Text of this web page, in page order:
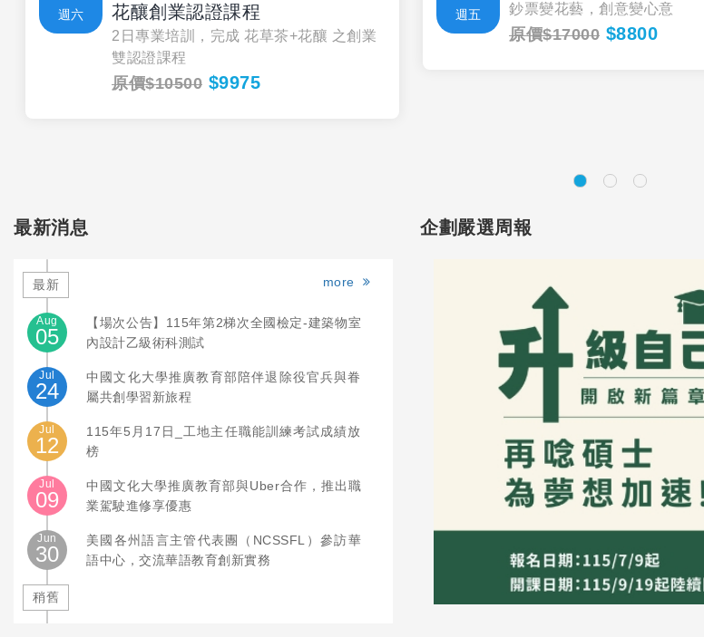
週六
花釀創業認證課程
2日專業培訓，完成 花草茶+花釀 之創業
雙認證課程
原價$10500 $9975
週五 鈔票變花藝，創意變心意
原價$17000 $8800
最新消息
more
最新
Aug
05
【場次公告】115年第2梯次全國檢定-建築物室
內設計乙級術科測試
Jul
24
中國文化大學推廣教育部陪伴退除役官兵與眷
屬共創學習新旅程
Jul
12
115年5月17日_工地主任職能訓練考試成績放
榜
Jul
09
中國文化大學推廣教育部與Uber合作，推出職
業駕駛進修享優惠
Jun
30
美國各州語言主管代表團（NCSSFL）參訪華
語中心，交流華語教育創新實務
稍舊
企劃嚴選周報